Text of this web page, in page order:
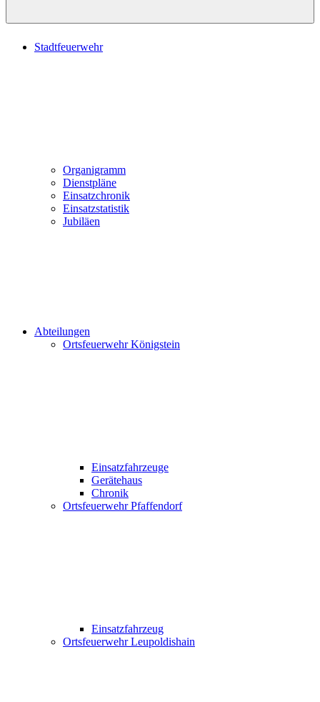
Stadtfeuerwehr
Organigramm
Dienstpläne
Einsatzchronik
Einsatzstatistik
Jubiläen
Abteilungen
Ortsfeuerwehr Königstein
Einsatzfahrzeuge
Gerätehaus
Chronik
Ortsfeuerwehr Pfaffendorf
Einsatzfahrzeug
Ortsfeuerwehr Leupoldishain